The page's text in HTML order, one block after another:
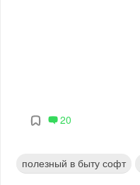
20
полезный в быту софт